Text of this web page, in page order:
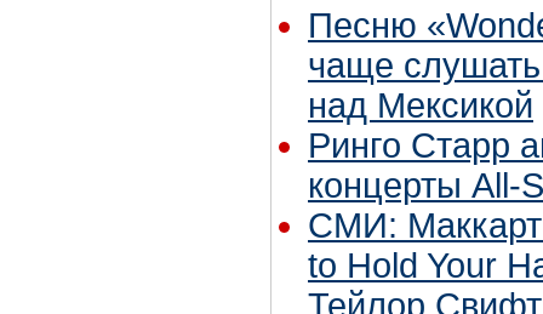
Песню
чаще
над Мексикой
Ринго Старр
концерты All-
СМИ:
to Hold Your
Тейлор Свифт